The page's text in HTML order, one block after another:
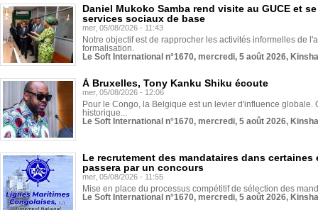
Daniel Mukoko Samba rend visite au GUCE et
services sociaux de base
mer, 05/08/2026 - 11:43
Notre objectif est de rapprocher les activités informelles de
formalisation.
Le Soft International n°1670, mercredi, 5 août 2026,
À Bruxelles, Tony Kanku Shiku écoute
mer, 05/08/2026 - 12:06
Pour le Congo, la Belgique est un levier d'influence globale.
historique...
Le Soft International n°1670, mercredi, 5 août 2026,
Le recrutement des mandataires dans
passera par un concours
mer, 05/08/2026 - 11:55
Mise en place du processus compétitif de sélection des
Le Soft International n°1670, mercredi, 5 août 2026,